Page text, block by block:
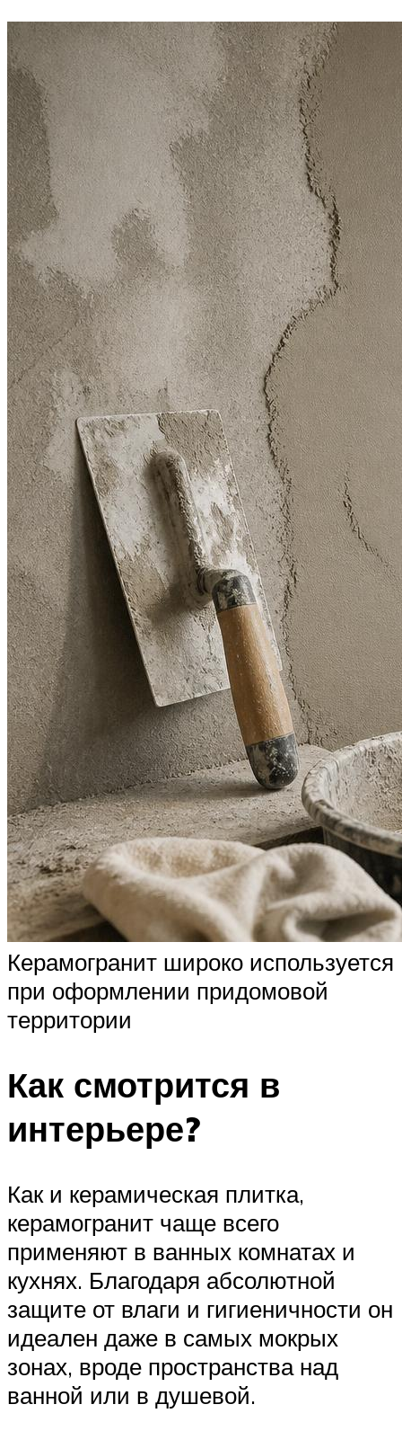
Керамогранит широко используется
при оформлении придомовой
территории
Как смотрится в
интерьере?
Как и керамическая плитка,
керамогранит чаще всего
применяют в ванных комнатах и
кухнях. Благодаря абсолютной
защите от влаги и гигиеничности он
идеален даже в самых мокрых
зонах, вроде пространства над
ванной или в душевой.